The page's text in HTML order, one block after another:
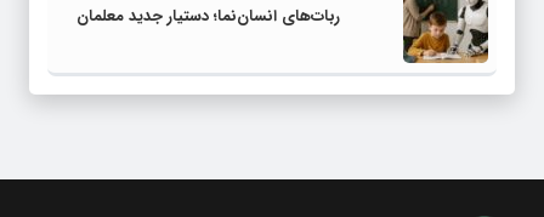
ربات‌های انسان‌نما؛ دستیار جدید معلمان